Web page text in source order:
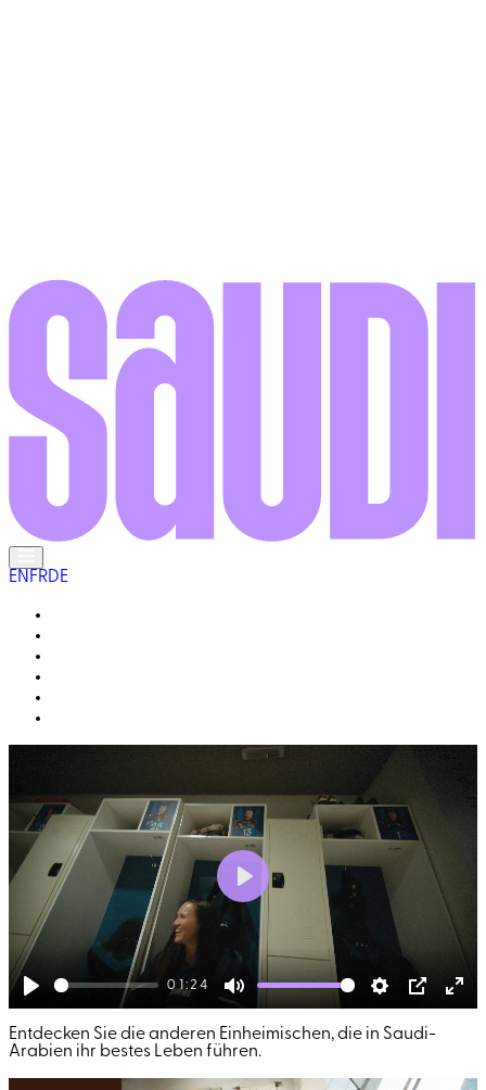
EN FRDE
Play
01:24
Mute Settings
PIP
Play
Entdecken Sie die anderen Einheimischen, die in Saudi-
Arabien ihr bestes Leben führen.